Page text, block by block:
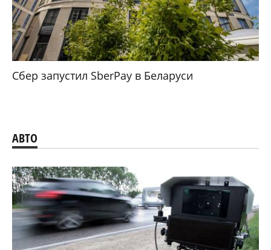
Сбер запустил SberPay в Беларуси
АВТО